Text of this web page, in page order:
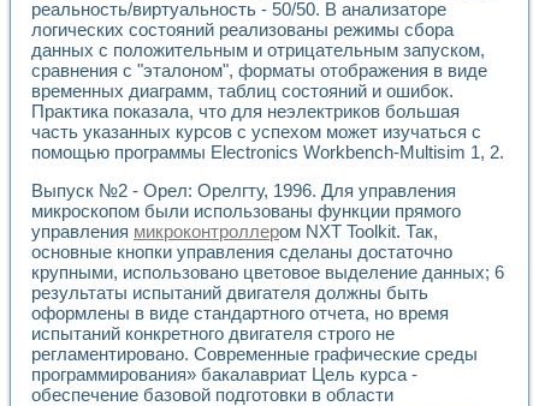
Опыт разработки LabVIEW лабораторных практикумов
Проблемы повышения качества образования и
Развитие LabVIEW лабораторного практикума по
Разработка виртуальной лаборатории по электротехнике
Усовершенствованные алгоритмы частотного анализа
Об опыте работы учебного центра «Технологии
Технологии NI в магистерской программе «Прикладная
Система диагностики двигателей постоянного тока
Автоматизированный стенд формирования
Лабораторный практикум по курсу ИИС на базе
Партнеры
Академические и отраслевые институты
Учебные заведения
Бизнес
Контакты
реальность/виртуальность - 50/50. В анализаторе
логических состояний реализованы режимы сбора
данных с положительным и отрицательным запуском,
сравнения с "эталоном", форматы отображения в виде
временных диаграмм, таблиц состояний и ошибок.
Практика показала, что для неэлектриков большая
часть указанных курсов с успехом может изучаться с
помощью программы Electronics Workbench-Multisim 1, 2.
Выпуск №2 - Орел: Орелгту, 1996. Для управления
микроскопом были использованы функции прямого
управления микроконтроллером NXT Toolkit. Так,
основные кнопки управления сделаны достаточно
крупными, использовано цветовое выделение данных; 6
результаты испытаний двигателя должны быть
оформлены в виде стандартного отчета, но время
испытаний конкретного двигателя строго не
регламентировано. Современные графические среды
программирования» бакалавриат Цель курса -
обеспечение базовой подготовки в области